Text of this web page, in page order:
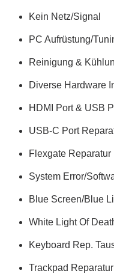
Kein Netz/Signal
PC Aufrüstung/
Reinigung &
Diverse Hardware
HDMI Port & USB
USB-C Port
Flexgate Reparatur
System Error/
Blue Screen/Blue
White Light Of
Keyboard Rep.
Trackpad Reparatur